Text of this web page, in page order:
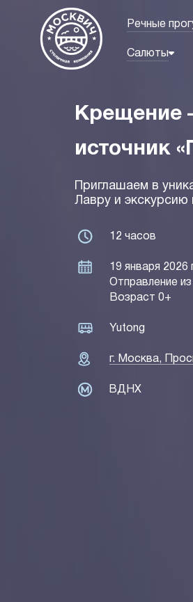
Речные
Салюты
Крещение
источник
Приглашаем в
Лавру и экскурсию
12 часов
19 января 2026
Отправление
Возраст 0+
Yutong
г. Москва,
ВДНХ